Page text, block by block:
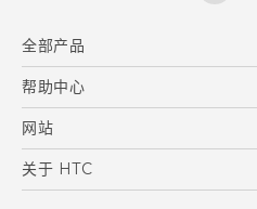
全部产品
区块链智能手机
VIVE
帮助中心
在线客服
支援与服务
产品保固说明
网站
HTC Dev
关于 HTC